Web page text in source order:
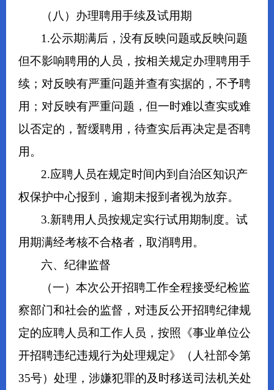
（八）办理聘用手续及试用期
1.公示期满后，没有反映问题或反映问题
但不影响聘用的人员，按相关规定办理聘用手
续；对反映有严重问题并查有实据的，不予聘
用；对反映有严重问题，但一时难以查实或难
以否定的，暂缓聘用，待查实后再决定是否聘
用。
2.应聘人员在规定时间内到自治区知识产
权保护中心报到，逾期未报到者视为放弃。
3.新聘用人员按规定实行试用期制度。试
用期满经考核不合格者，取消聘用。
六、纪律监督
（一）本次公开招聘工作全程接受纪检监
察部门和社会的监督，对违反公开招聘纪律规
定的应聘人员和工作人员，按照《事业单位公
开招聘违纪违规行为处理规定》（人社部令第
35号）处理，涉嫌犯罪的及时移送司法机关处